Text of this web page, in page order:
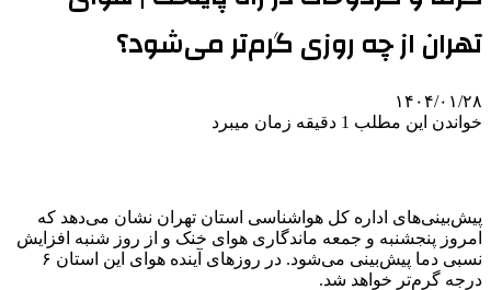
تهران از چه روزی گرم‌تر می‌شود؟
۱۴۰۴/۰۱/۲۸
خواندن این مطلب 1 دقیقه زمان میبرد
پیش‌بینی‌های اداره کل هواشناسی استان تهران نشان می‌دهد که
امروز پنجشنبه و جمعه ماندگاری هوای خنک و از روز شنبه افزایش
نسبی دما پیش‌بینی می‌شود. در روزهای آینده هوای این استان ۶
درجه گرم‌تر خواهد شد.